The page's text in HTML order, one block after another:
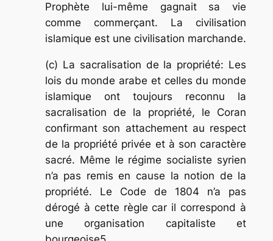
Prophète lui-même gagnait sa vie
comme commerçant. La civilisation
islamique est une civilisation marchande.
(c) La sacralisation de la propriété: Les
lois du monde arabe et celles du monde
islamique ont toujours reconnu la
sacralisation de la propriété, le Coran
confirmant son attachement au respect
de la propriété privée et à son caractère
sacré. Même le régime socialiste syrien
n’a pas remis en cause la notion de la
propriété. Le Code de 1804 n’a pas
dérogé à cette règle car il correspond à
une organisation capitaliste et